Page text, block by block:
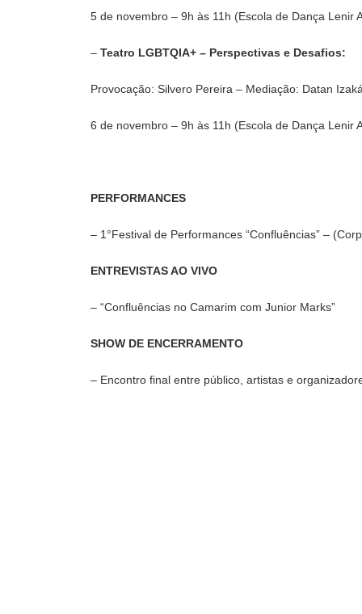
5 de novembro – 9h às 11h (Escola de Dança Lenir
– Teatro LGBTQIA+ – Perspectivas e Desafios:
Provocação: Silvero Pereira – Mediação: Datan
6 de novembro – 9h às 11h (Escola de Dança Lenir
PERFORMANCES
– 1°Festival de Performances “Confluências” –
ENTREVISTAS AO VIVO
– “Confluências no Camarim com Junior Marks”
SHOW DE ENCERRAMENTO
– Encontro final entre público, artistas e